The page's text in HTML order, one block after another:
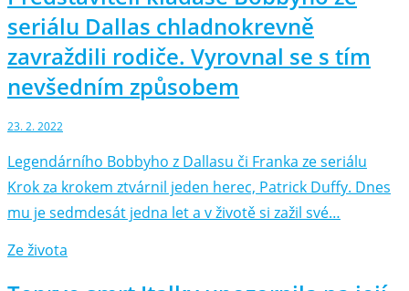
seriálu Dallas chladnokrevně
zavraždili rodiče. Vyrovnal se s tím
nevšedním způsobem
23. 2. 2022
Legendárního Bobbyho z Dallasu či Franka ze seriálu
Krok za krokem ztvárnil jeden herec, Patrick Duffy. Dnes
mu je sedmdesát jedna let a v životě si zažil své…
Ze života